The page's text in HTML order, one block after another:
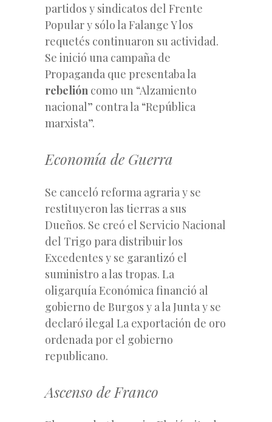
partidos y sindicatos del Frente
Popular y sólo la Falange Y los
requetés continuaron su actividad.
Se inició una campaña de
Propaganda que presentaba la
rebelión como un “Alzamiento
nacional” contra la “República
marxista”.
Economía de Guerra
Se canceló reforma agraria y se
restituyeron las tierras a sus
Dueños. Se creó el Servicio Nacional
del Trigo para distribuir los
Excedentes y se garantizó el
suministro a las tropas. La
oligarquía Económica financió al
gobierno de Burgos y a la Junta y se
declaró ilegal La exportación de oro
ordenada por el gobierno
republicano.
Ascenso de Franco